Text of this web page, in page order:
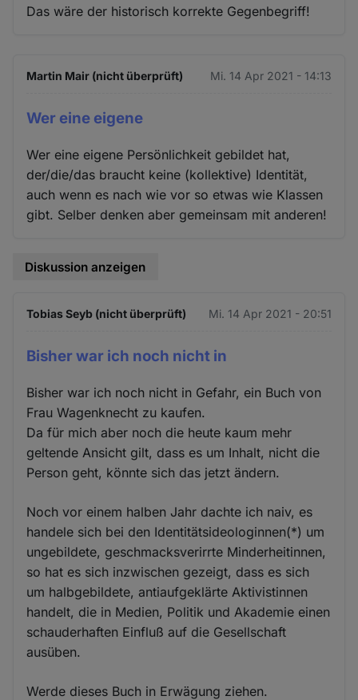
Das wäre der historisch korrekte Gegenbegriff!
Martin Mair (nicht überprüft) Mi. 14 Apr 2021 - 14:13
Wer eine eigene
Wer eine eigene Persönlichkeit gebildet hat,
der/die/das braucht keine (kollektive) Identität,
auch wenn es nach wie vor so etwas wie Klassen
gibt. Selber denken aber gemeinsam mit anderen!
Diskussion anzeigen
Tobias Seyb (nicht überprüft) Mi. 14 Apr 2021 - 20:51
Bisher war ich noch nicht in
Bisher war ich noch nicht in Gefahr, ein Buch von
Frau Wagenknecht zu kaufen.
Da für mich aber noch die heute kaum mehr
geltende Ansicht gilt, dass es um Inhalt, nicht die
Person geht, könnte sich das jetzt ändern.
Noch vor einem halben Jahr dachte ich naiv, es
handele sich bei den Identitätsideologinnen(*) um
ungebildete, geschmacksverirrte Minderheitinnen,
so hat es sich inzwischen gezeigt, dass es sich
um halbgebildete, antiaufgeklärte Aktivistinnen
handelt, die in Medien, Politik und Akademie einen
schauderhaften Einfluß auf die Gesellschaft
ausüben.
Werde dieses Buch in Erwägung ziehen.